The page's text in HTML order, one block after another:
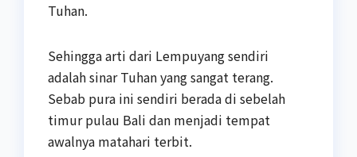
Tuhan.
Sehingga arti dari Lempuyang sendiri
adalah sinar Tuhan yang sangat terang.
Sebab pura ini sendiri berada di sebelah
timur pulau Bali dan menjadi tempat
awalnya matahari terbit.